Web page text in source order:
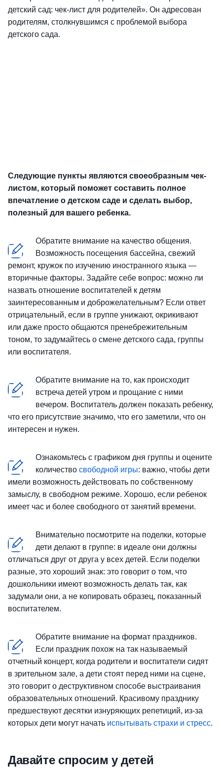
детский сад: чек-лист для родителей». Он адресован
родителям, столкнувшимся с проблемой выбора
детского сада.
Следующие пункты являются своеобразным чек-
листом, который поможет составить полное
впечатление о детском саде и сделать выбор,
полезный для вашего ребенка.
Обратите внимание на качество общения.
Возможность посещения бассейна, свежий
ремонт, кружок по изучению иностранного языка —
вторичные факторы. Задайте себе вопрос: можно ли
назвать отношение воспитателей к детям
заинтересованным и доброжелательным? Если ответ
отрицательный, если в группе унижают, окрикивают
или даже просто общаются пренебрежительным
тоном, то задумайтесь о смене детского сада, группы
или воспитателя.
Обратите внимание на то, как происходит
встреча детей утром и прощание с ними
вечером. Воспитатель должен показать ребенку,
что его присутствие значимо, что его заметили, что он
интересен и нужен.
Ознакомьтесь с графиком дня группы и оцените
количество свободной игры: важно, чтобы дети
имели возможность действовать по собственному
замыслу, в свободном режиме. Хорошо, если ребенок
имеет час и более свободного от занятий времени.
Внимательно посмотрите на поделки, которые
дети делают в группе: в идеале они должны
отличаться друг от друга у всех детей. Если поделки
разные, это хороший знак: это говорит о том, что
дошкольники имеют возможность делать так, как
задумали они, а не копировать образец, показанный
воспитателем.
Обратите внимание на формат праздников.
Если праздник похож на так называемый
отчетный концерт, когда родители и воспитатели сидят
в зрительном зале, а дети стоят перед ними на сцене,
это говорит о деструктивном способе выстраивания
образовательных отношений. Красивому празднику
предшествуют десятки изнуряющих репетиций, из-за
которых дети могут начать испытывать страхи и стресс.
Давайте спросим у детей